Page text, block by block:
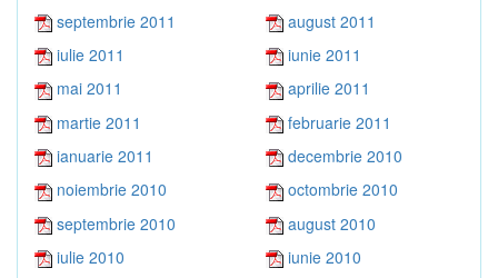
septembrie 2011
august 2011
iulie 2011
iunie 2011
mai 2011
aprilie 2011
martie 2011
februarie 2011
ianuarie 2011
decembrie 2010
noiembrie 2010
octombrie 2010
septembrie 2010
august 2010
iulie 2010
iunie 2010